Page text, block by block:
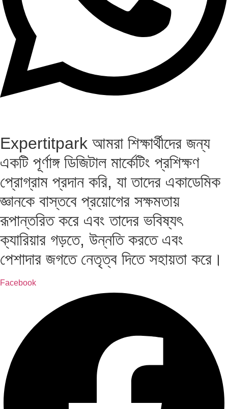
Expertitpark আমরা শিক্ষার্থীদের জন্য
একটি পূর্ণাঙ্গ ডিজিটাল মার্কেটিং প্রশিক্ষণ
প্রোগ্রাম প্রদান করি, যা তাদের একাডেমিক
জ্ঞানকে বাস্তবে প্রয়োগের সক্ষমতায়
রূপান্তরিত করে এবং তাদের ভবিষ্যৎ
ক্যারিয়ার গড়তে, উন্নতি করতে এবং
পেশাদার জগতে নেতৃত্ব দিতে সহায়তা করে।
Facebook